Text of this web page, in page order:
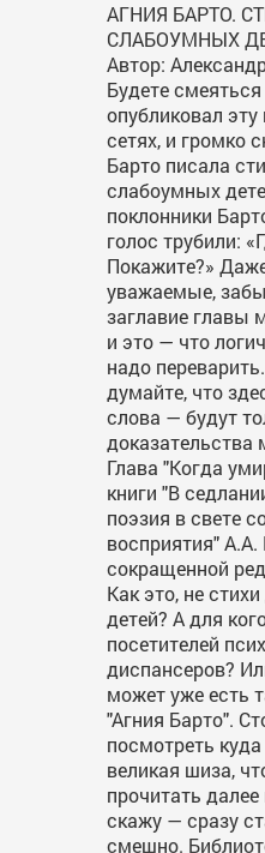
АГНИЯ БАРТО.
СЛАБОУМНЫХ
Автор:
Будете
опубликовал эту
сетях, и громко
Барто писала
слабоумных
поклонники
голос трубили:
Покажите?»
уважаемые,
заглавие главы
и это — что
надо
думайте, что
слова — будут
Глава "Когда
книги "В
поэзия в свете
восприятия"
сокращенной
Как это, не
детей? А для
посетителей
диспансеров?
может уже есть
"Агния Барто".
посмотреть
великая шиза,
прочитать далее
скажу — сразу
смешно.